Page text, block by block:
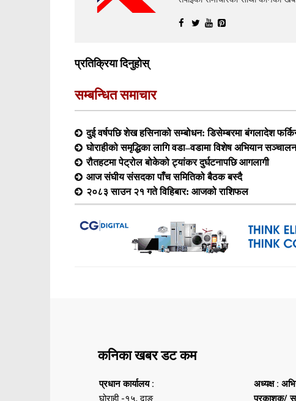
प्रतिक्रिया दिनुहोस्
सम्बन्धित समाचार
दुई वर्षपछि शेख हसिनाको सम्बोधन: डिसेम्बरमा बंगलादेश
घोराहीको समृद्धिका लागि वडा–वडामा विशेष अभियान
रौतहटमा पेट्रोल बोकेको ट्यांकर दुर्घटनापछि आगलागी
आज संघीय संसदका पाँच समितिको बैठक बस्दै
२०८३ साउन २१ गते विहिबार: आजको राशिफल
कनिका खबर डट कम
प्रधान कार्यालय :
अध्यक्ष :